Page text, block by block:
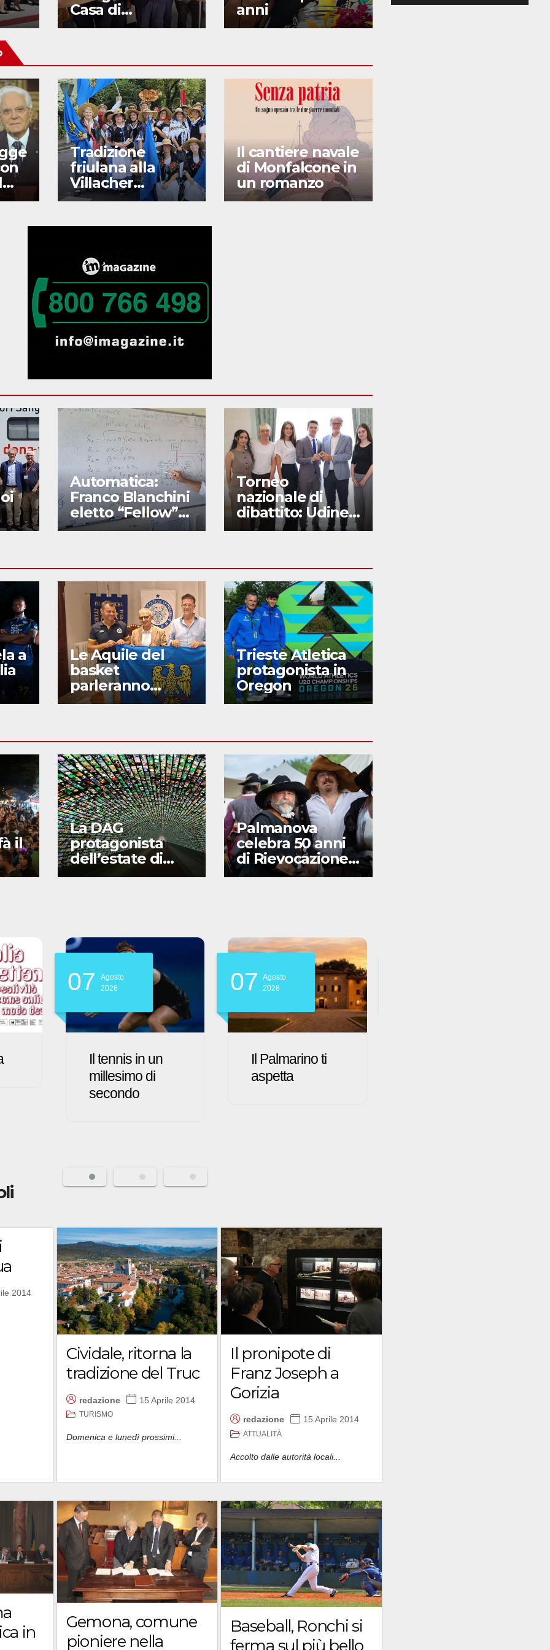
Casa di
Comunità
anni
ospedale
Tradizione
friulana alla
Villacher
Kirchtag
Il cantiere navale
di Monfalcone in
un romanzo
Automatica:
Franco Blanchini
eletto “Fellow”
della Ifac
Torneo
nazionale di
dibattito: Udine
seconda in Italia
a
Le Aquile del
basket
parleranno
anche friulano
Trieste Atletica
protagonista in
Oregon
il
La DAG
protagonista
dell’estate di
Gorizia
Palmanova
celebra 50 anni
di Rievocazione
Storica
07
Agosto
2026
Il Palmarino ti
aspetta
07
Agosto
2026
L’arte triestina al
femminile
2014
Cividale, ritorna la
tradizione del Truc
redazione 15 Aprile 2014
TURISMO
Domenica e lunedì prossimi...
Il pronipote di
Franz Joseph a
Gorizia
redazione 15 Aprile 2014
ATTUALITÀ
Accolto dalle autorità locali...
in
Gemona, comune
pioniere nella
Baseball, Ronchi si
ferma sul più bello